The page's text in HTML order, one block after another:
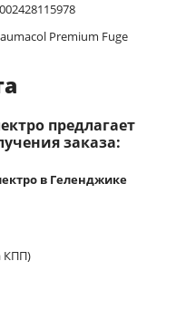
Premium Fuge
предлагает
заказа:
в Геленджике
КПП)